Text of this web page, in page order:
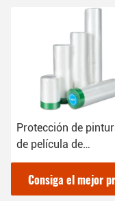
Protección de
de película de
enmascaramiento
HDPE pre-tapeada
personalizada
Consiga el mejor